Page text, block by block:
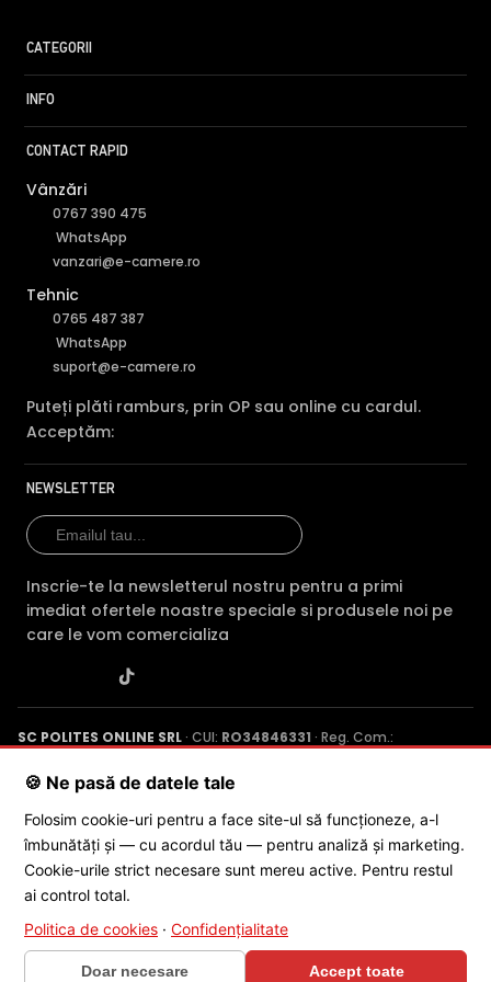
Perimeter Protection
Functia camerei IP Dahua IPC-HFW2541T-ZAS-27135 de
detectie perimetrala inteligenta, spre deosebire de
functiile IVS clasice, ofera un plus de acuratete, eliminand
(trecerea peste o linie trasata) sau intrusion
(patrunderea intr-o zona trasate in imaginea camerei).
Eliminarea alarmelor false porneste tot de la functia de
SMD Plus (Smart Motion Detection), eliminand alarmele
generate de depasirea liniilor de detectie a diverselor
fenomene meteorologice (ploaie, ninsoare, etc)
CATEGORII
INFO
CONTACT RAPID
Vânzări
0767 390 475
WhatsApp
vanzari@e-camere.ro
Tehnic
0765 487 387
WhatsApp
suport@e-camere.ro
Puteți plăti ramburs, prin OP sau online cu cardul.
Acceptăm:
NEWSLETTER
Inscrie-te la newsletterul nostru pentru a primi
imediat ofertele noastre speciale si produsele noi pe
care le vom comercializa
SC POLITES ONLINE SRL · CUI: RO34846331 · Reg. Com.:
Poenaru, Nr. 1, Craiova, Jud. Dolj ·
© 2026 SC POLITES ONLINE SRL
🍪 Ne pasă de datele tale
Folosim cookie-uri pentru a face site-ul să funcționeze, a-l
îmbunătăți și — cu acordul tău — pentru analiză și marketing.
Cookie-urile strict necesare sunt mereu active. Pentru restul
ai control total.
Politica de cookies · Confidențialitate
Doar necesare Accept toate